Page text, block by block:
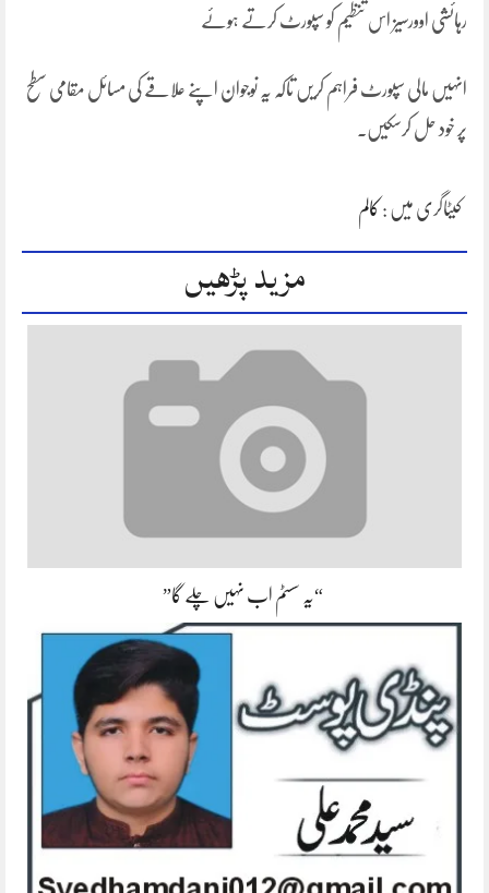
رہائشی اوورسیز اس تنظیم کو سپورٹ کرتے ہوئے
انہیں مالی سپورٹ فراہم کریں تاکہ یہ نوجوان اپنے علاقے کی مسائل مقامی سطح
پر خود حل کرسکیں۔
کیٹاگری میں : کالم
مزید پڑھیں
“یہ سسٹم اب نہیں چلے گا”